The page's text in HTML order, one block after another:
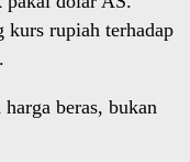
kurs rupiah terhadap
beras, bukan